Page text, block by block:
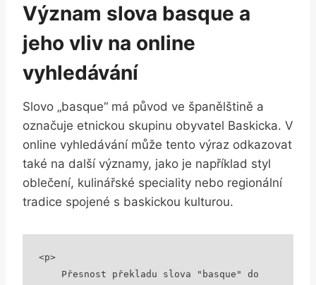
Význam slova basque a
jeho vliv na online
vyhledávání
Slovo „basque“ má původ ve španělštině a
označuje etnickou skupinu obyvatel Baskicka. V
online vyhledávání může tento výraz odkazovat
také na další významy, jako je například styl
oblečení, kulinářské speciality nebo regionální
tradice spojené s baskickou kulturou.
<p>